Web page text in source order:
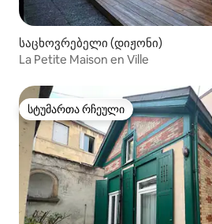
საცხოვრებელი (დიჟონი)
La Petite Maison en Ville
სტუმართა რჩეული
სტუმართა რჩეული